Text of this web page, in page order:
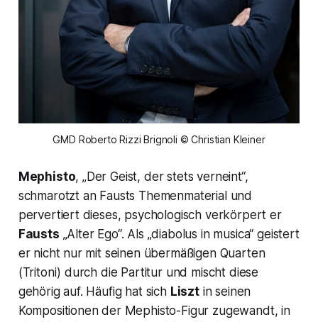
GMD Roberto Rizzi Brignoli © Christian Kleiner
Mephisto, „Der Geist, der stets verneint“,
schmarotzt an Fausts Themenmaterial und
pervertiert dieses, psychologisch verkörpert er
Fausts „Alter Ego“. Als „diabolus in musica“ geistert
er nicht nur mit seinen übermäßigen Quarten
(Tritoni) durch die Partitur und mischt diese
gehörig auf. Häufig hat sich Lisztin seinen
Kompositionen der Mephisto-Figur zugewandt, in